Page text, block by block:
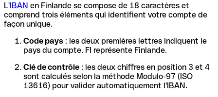
L'IBAN en Finlande se compose de 18 caractères et
comprend trois éléments qui identifient votre compte de
façon unique.
Code pays : les deux premières lettres indiquent le
pays du compte. FI représente Finlande.
Clé de contrôle : les deux chiffres en position 3 et 4
sont calculés selon la méthode Modulo-97 (ISO
13616) pour valider automatiquement l'IBAN.